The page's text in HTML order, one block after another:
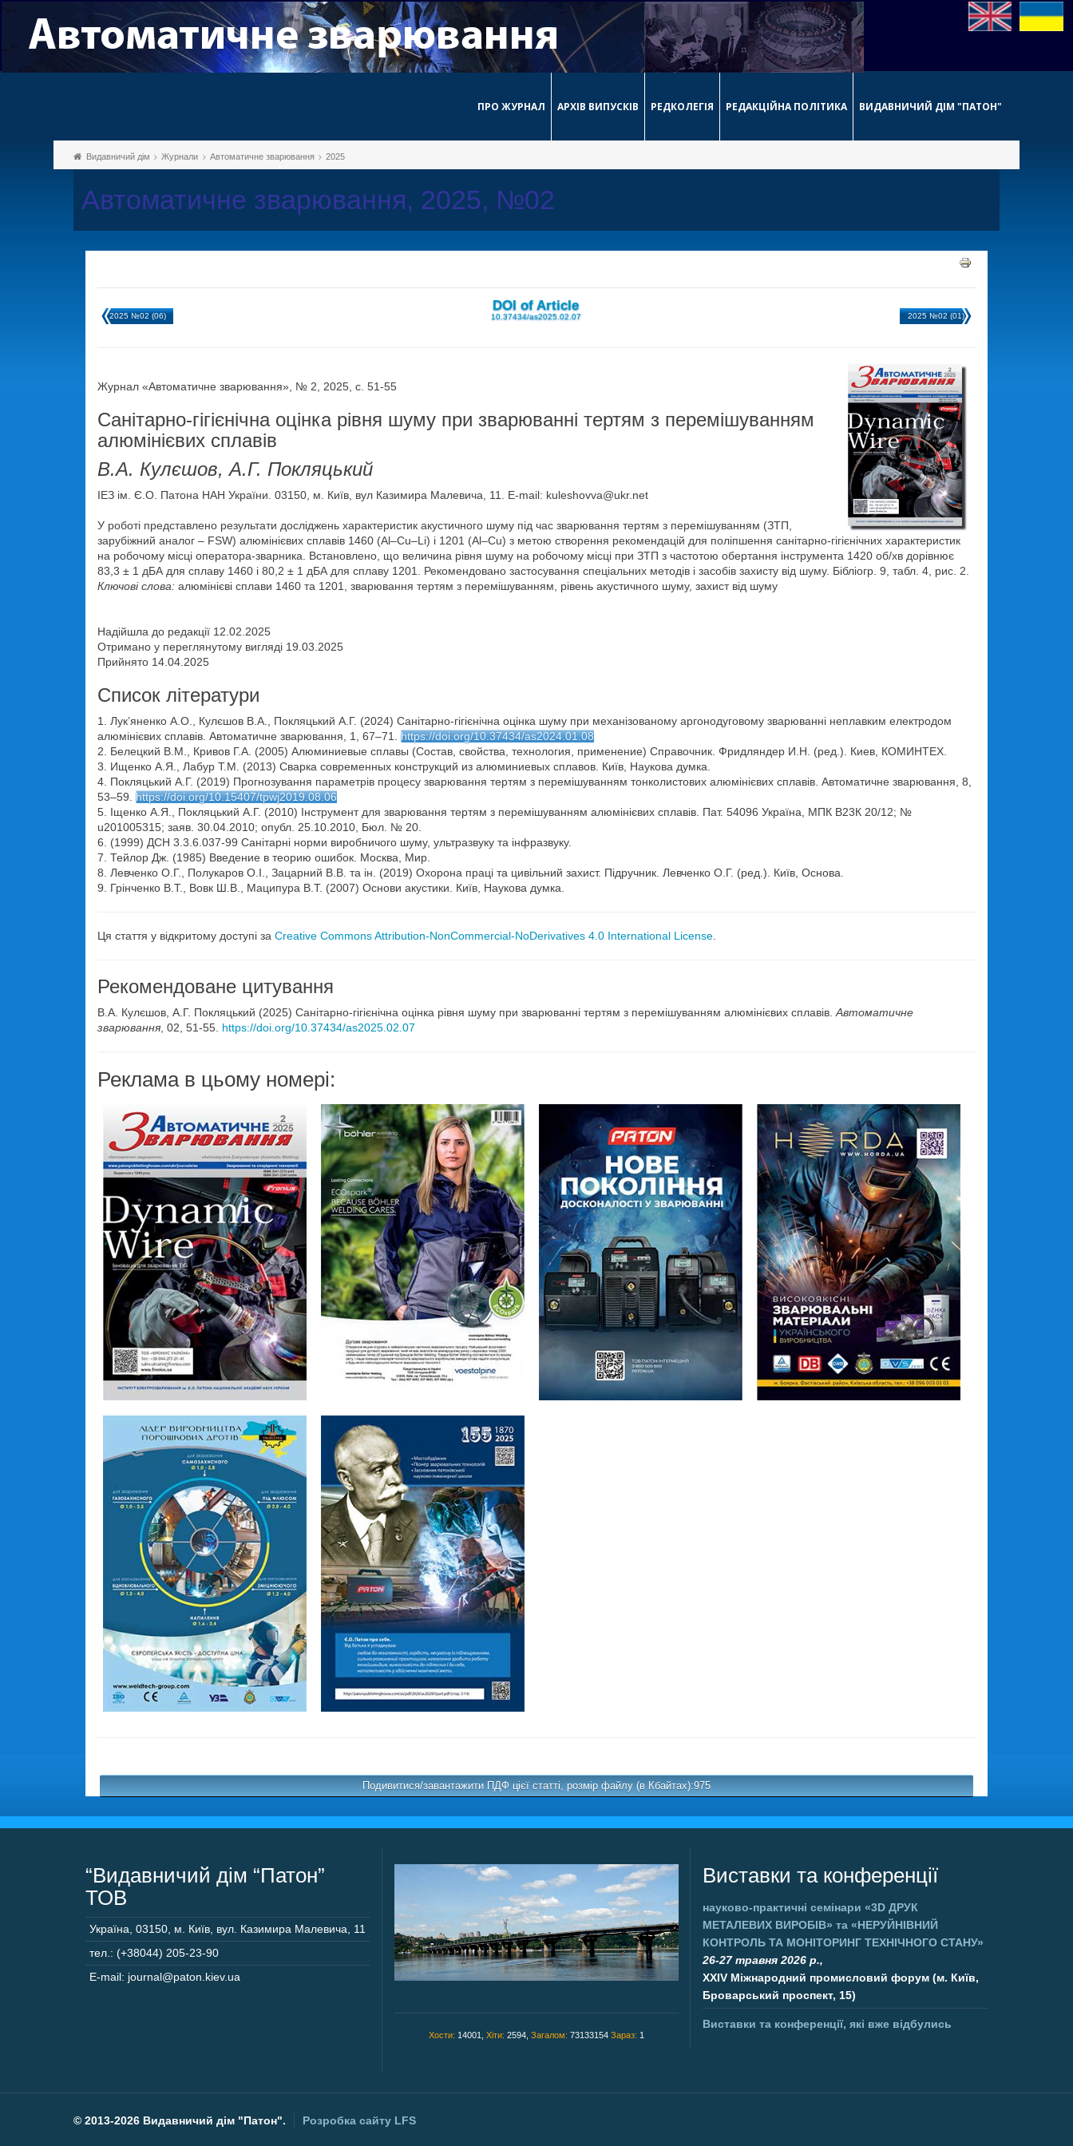
ПРО ЖУРНАЛ АРХІВ ВИПУСКІВ РЕДКОЛЕГІЯ РЕДАКЦІЙНА ПОЛІТИКА ВИДАВНИЧИЙ ДІМ "ПАТОН"
Видавничий дім Журнали Автоматичне зварювання 2025
Автоматичне зварювання, 2025, №02
2025 №02 (06)
DOI of Article
10.37434/as2025.02.07 2025 №02 (01)
Журнал «Автоматичне зварювання», № 2, 2025, с. 51-55
Санітарно-гігієнічна оцінка рівня шуму при зварюванні тертям з перемішуванням
алюмінієвих сплавів
В.А. Кулєшов, А.Г. Покляцький
ІЕЗ ім. Є.О. Патона НАН України. 03150, м. Київ, вул Казимира Малевича, 11. E-mail: kuleshovva@ukr.net
У роботі представлено результати досліджень характеристик акустичного шуму під час зварювання тертям з перемішуванням (ЗТП,
зарубіжний аналог – FSW) алюмінієвих сплавів 1460 (Al–Cu–Li) і 1201 (Al–Cu) з метою створення рекомендацій для поліпшення санітарно-гігієнічних характеристик
на робочому місці оператора-зварника. Встановлено, що величина рівня шуму на робочому місці при ЗТП з частотою обертання інструмента 1420 об/хв дорівнює
83,3 ± 1 дБА для сплаву 1460 і 80,2 ± 1 дБА для сплаву 1201. Рекомендовано застосування спеціальних методів і засобів захисту від шуму. Бібліогр. 9, табл. 4, рис. 2.
Ключові слова: алюмінієві сплави 1460 та 1201, зварювання тертям з перемішуванням, рівень акустичного шуму, захист від шуму
Надійшла до редакції 12.02.2025
Отримано у переглянутому вигляді 19.03.2025
Прийнято 14.04.2025
Список літератури
1. Лук’яненко А.О., Кулєшов В.А., Покляцький А.Г. (2024) Санітарно-гігієнічна оцінка шуму при механізованому аргонодуговому зварюванні неплавким електродом
алюмінієвих сплавів. Автоматичне зварювання, 1, 67–71. https://doi.org/10.37434/as2024.01.08
2. Белецкий В.М., Кривов Г.А. (2005) Алюминиевые сплавы (Состав, свойства, технология, применение) Справочник. Фридляндер И.Н. (ред.). Киев, КОМИНТЕХ.
3. Ищенко А.Я., Лабур Т.М. (2013) Сварка современных конструкций из алюминиевых сплавов. Київ, Наукова думка.
4. Покляцький А.Г. (2019) Прогнозування параметрів процесу зварювання тертям з перемішуванням тонколистових алюмінієвих сплавів. Автоматичне зварювання, 8,
53–59. https://doi.org/10.15407/tpwj2019.08.06
5. Іщенко А.Я., Покляцький А.Г. (2010) Інструмент для зварювання тертям з перемішуванням алюмінієвих сплавів. Пат. 54096 Україна, МПК В23К 20/12; №
u201005315; заяв. 30.04.2010; опубл. 25.10.2010, Бюл. № 20.
6. (1999) ДСН 3.3.6.037-99 Санітарні норми виробничого шуму, ультразвуку та інфразвуку.
7. Тейлор Дж. (1985) Введение в теорию ошибок. Москва, Мир.
8. Левченко О.Г., Полукаров О.І., Зацарний В.В. та ін. (2019) Охорона праці та цивільний захист. Підручник. Левченко О.Г. (ред.). Київ, Основа.
9. Грінченко В.Т., Вовк Ш.В., Маципура В.Т. (2007) Основи акустики. Київ, Наукова думка.
Ця стаття у відкритому доступі за Creative Commons Attribution-NonCommercial-NoDerivatives 4.0 International License
Рекомендоване цитування
В.А. Кулєшов, А.Г. Покляцький (2025) Санітарно-гігієнічна оцінка рівня шуму при зварюванні тертям з перемішуванням алюмінієвих сплавів. Автоматичне
зварювання , 02, 51-55. https://doi.org/10.37434/as2025.02.07
Реклама в цьому номері:
Подивитися/завантажити ПДФ цієї статті, розмір файлу (в Кбайтах):975
“Видавничий дім “Патон”
ТОВ
Україна 03150 м. Київ, вул. Казимира Малевича, 11
тел.: (+38044) 205-23-90
E-mail: journal@paton.kiev.ua
Хости: 14001, Хіти: 2594, Загалом: 73133154 Зараз: 1
Виставки та конференції
науково-практичні семінари«3D ДРУК
МЕТАЛЕВИХ ВИРОБІВ» та«НЕРУЙНІВНИЙ
КОНТРОЛЬ ТА МОНІТОРИНГ ТЕХНІЧНОГО СТАНУ»
26-27 травня 2026 р.,
XXIV Міжнародний промисловий форум (м. Київ,
Броварський проспект, 15)
Виставки та конференції, які вже відбулись
© 2013-2026 Видавничий дім "Патон". Розробка сайту LFS